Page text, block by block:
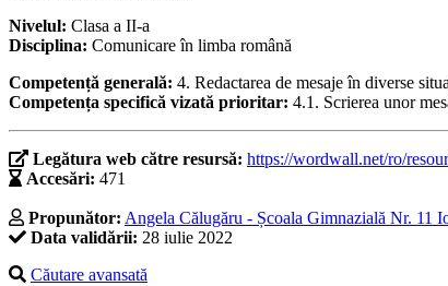
Nivelul: Clasa a II-a
Disciplina: Comunicare în limba română
Competență generală: 4. Redactarea de mesaje în diverse
Competența specifică vizată prioritar: 4.1. Scrierea unor
Legătura web către resursă: https://wordwall.net/ro/
Accesări: 471
Propunător: Angela Călugăru - Școala Gimnazială Nr. 11
Data validării: 28 iulie 2022
Căutare avansată